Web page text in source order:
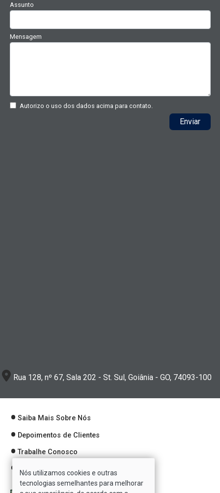
Assunto
Mensagem
Autorizo o uso dos dados acima para contato.
Enviar
Rua 128, nº 67, Sala 202 - St. Sul, Goiânia - GO, 74093-100
Saiba Mais Sobre Nós
Depoimentos de Clientes
Trabalhe Conosco
Política de Privacidade
Nós utilizamos cookies e outras
tecnologias semelhantes para melhorar